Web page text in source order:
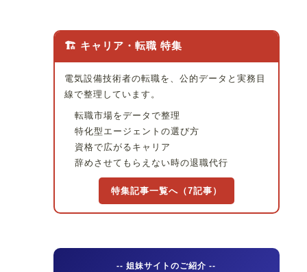
🏗 キャリア・転職 特集
電気設備技術者の転職を、公的データと実務目
線で整理しています。
転職市場をデータで整理
特化型エージェントの選び方
資格で広がるキャリア
辞めさせてもらえない時の退職代行
特集記事一覧へ（7記事）
-- 姐妹サイトのご紹介 --